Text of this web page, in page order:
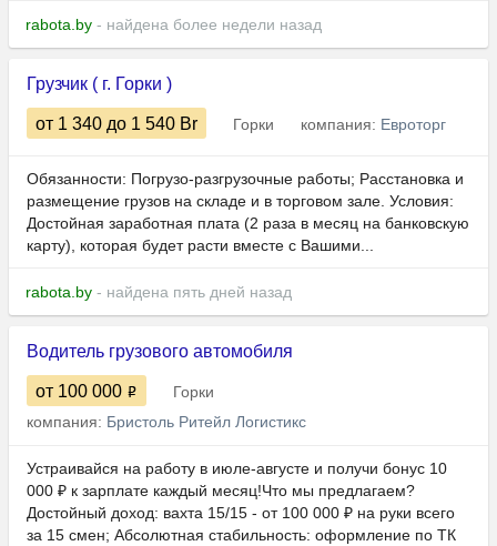
rabota.by - найдена более недели назад
Грузчик ( г. Горки )
от 1 340 до 1 540 Br Горки компания: Евроторг
Обязанности: Погрузо-разгрузочные работы; Расстановка и
размещение грузов на складе и в торговом зале. Условия:
Достойная заработная плата (2 раза в месяц на банковскую
карту), которая будет расти вместе с Вашими...
rabota.by - найдена пять дней назад
Водитель грузового автомобиля
от 100 000
Горки
компания: Бристоль Ритейл Логистикс
Устраивайся на работу в июле-августе и получи бонус 10
000 ₽ к зарплате каждый месяц!Что мы предлагаем?
Достойный доход: вахта 15/15 - от 100 000 ₽ на руки всего
за 15 смен; Абсолютная стабильность: оформление по ТК